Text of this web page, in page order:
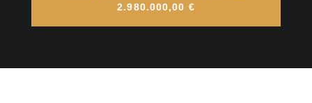
2.980.000,00 €